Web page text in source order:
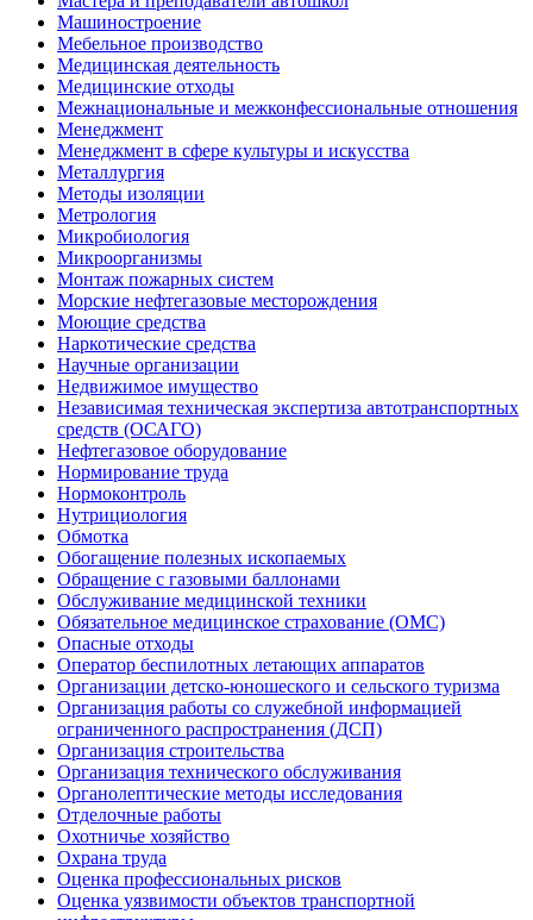
Машиностроение
Мебельное производство
Медицинская деятельность
Медицинские отходы
Межнациональные и межконфессиональные отношения
Менеджмент
Менеджмент в сфере культуры и искусства
Металлургия
Методы изоляции
Метрология
Микробиология
Микроорганизмы
Монтаж пожарных систем
Морские нефтегазовые месторождения
Моющие средства
Наркотические средства
Научные организации
Недвижимое имущество
Независимая техническая экспертиза автотранспортных
средств (ОСАГО)
Нефтегазовое оборудование
Нормирование труда
Нормоконтроль
Нутрициология
Обмотка
Обогащение полезных ископаемых
Обращение с газовыми баллонами
Обслуживание медицинской техники
Обязательное медицинское страхование (ОМС)
Опасные отходы
Оператор беспилотных летающих аппаратов
Организации детско-юношеского и сельского туризма
Организация работы со служебной информацией
ограниченного распространения (ДСП)
Организация строительства
Организация технического обслуживания
Органолептические методы исследования
Отделочные работы
Охотничье хозяйство
Охрана труда
Оценка профессиональных рисков
Оценка уязвимости объектов транспортной